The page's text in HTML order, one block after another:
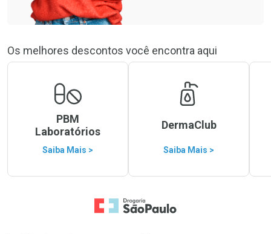
Os melhores descontos você encontra aqui
PBM
Laboratórios
Saiba Mais >
DermaClub
Saiba Mais >
Ir para a Home